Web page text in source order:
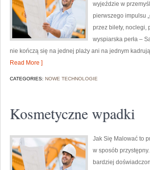
wyjeździe w
pierwszego impulsu
przez bilety, noclegi,
wyspiarska perła –
nie kończą się na jednej plaży ani na jednym
Read More ]
CATEGORIES: NOWE TECHNOLOGIE
Kosmetyczne wpadki
Jak Się Malować to
w sposób
bardziej